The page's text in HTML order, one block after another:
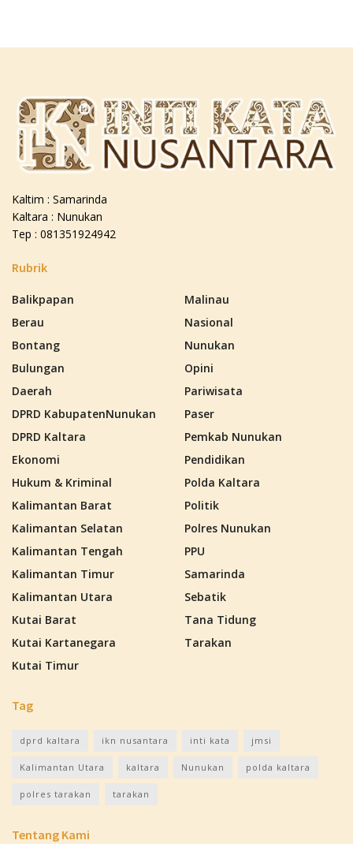
Kaltim : Samarinda
Kaltara : Nunukan
Tep : 081351924942
Rubrik
Balikpapan
Berau
Bontang
Bulungan
Daerah
DPRD KabupatenNunukan
DPRD Kaltara
Ekonomi
Hukum & Kriminal
Kalimantan Barat
Kalimantan Selatan
Kalimantan Tengah
Kalimantan Timur
Kalimantan Utara
Kutai Barat
Kutai Kartanegara
Kutai Timur
Malinau
Nasional
Nunukan
Opini
Pariwisata
Paser
Pemkab Nunukan
Pendidikan
Polda Kaltara
Politik
Polres Nunukan
PPU
Samarinda
Sebatik
Tana Tidung
Tarakan
Tag
dprd kaltara ikn nusantara inti kata jmsi
Kalimantan Utara kaltara Nunukan polda kaltara
polres tarakan tarakan
Tentang Kami